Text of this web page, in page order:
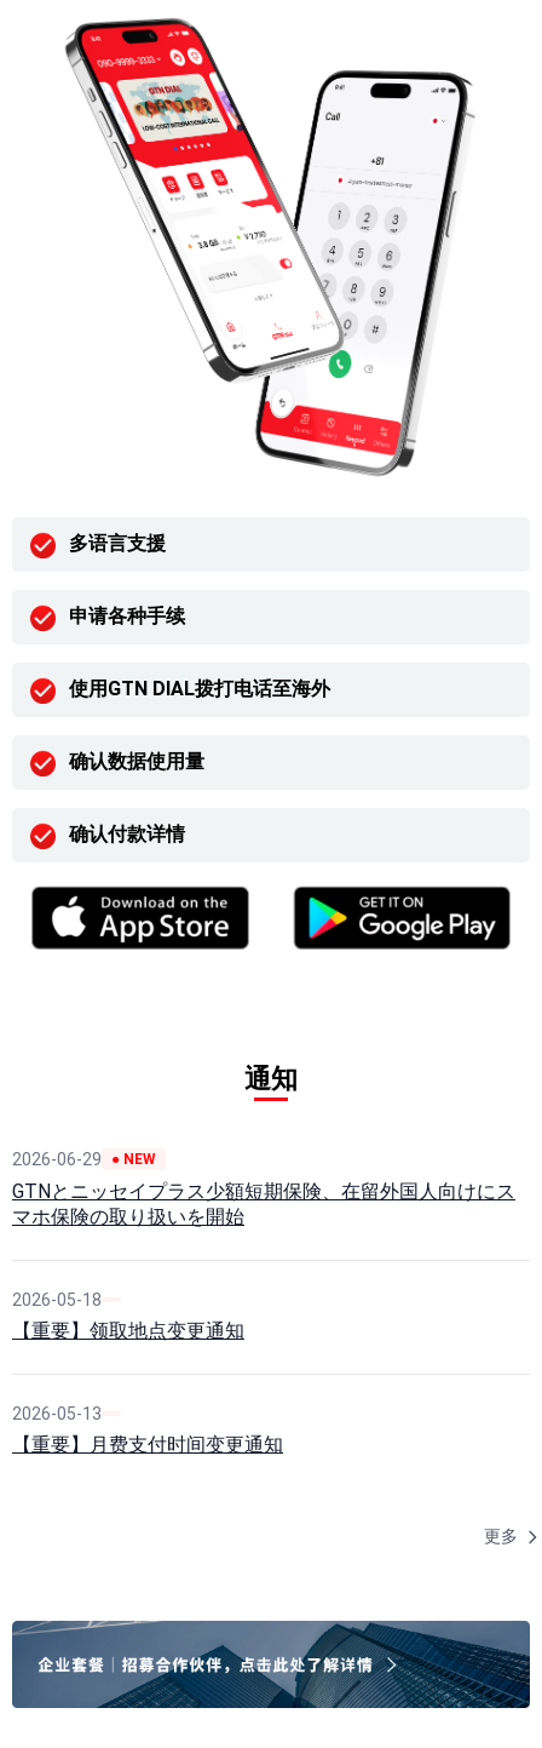
多语言支援
申请各种手续
使用GTN DIAL拨打电话至海外
确认数据使用量
确认付款详情
通知
2026-06-29 ● NEW
GTNとニッセイプラス少額短期保険、在留外国人向けにス
マホ保険の取り扱いを開始
2026-05-18
【重要】领取地点变更通知
2026-05-13
【重要】月费支付时间变更通知
更多